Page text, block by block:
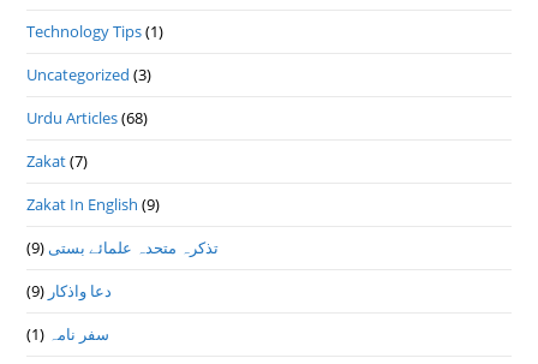
Technology Tips(1)
Uncategorized (3)
Urdu Articles(68)
Zakat(7)
Zakat In English (9)
تذكرہ متحدہ علمائے بستى(9)
دعا واذكار (9)
سفر نامہ (1)